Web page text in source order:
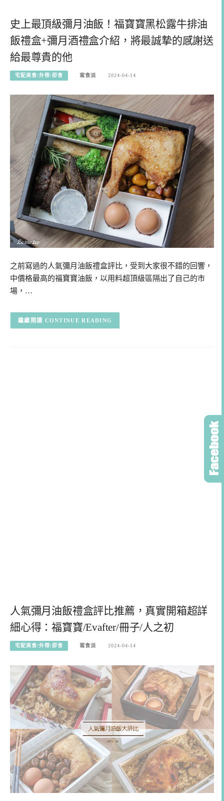
史上最頂級彌月油飯！福寶寶黑松露牛排油
飯禮盒+彌月酒禮盒介紹，將最誠摯的感謝送
給最尊貴的他
宅配美食/外帶/即食 寫食派 2024-04-14
之前寫過的人氣彌月油飯禮盒評比，受到大家很不錯的回響，
中價格最高的福寶寶油飯，以用料超頂級區隔出了自己的市
場，…
CONTINUE READING
人氣彌月油飯禮盒評比推薦，真實開箱超詳
細心得：福寶寶/Evafter/冊子/人之初
宅配美食/外帶/即食 寫食派 2024-04-14